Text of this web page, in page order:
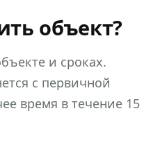
объект?
и сроках.
с первичной
время в течение 15